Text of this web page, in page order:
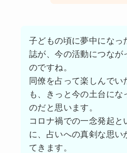
子どもの頃に夢中になっ
誌が、今の活動につなが
のですね。
同僚を占って楽しんでい
も、きっと今の土台にな
のだと思います。
コロナ禍での一念発起と
に、占いへの真剣な思い
てきます。